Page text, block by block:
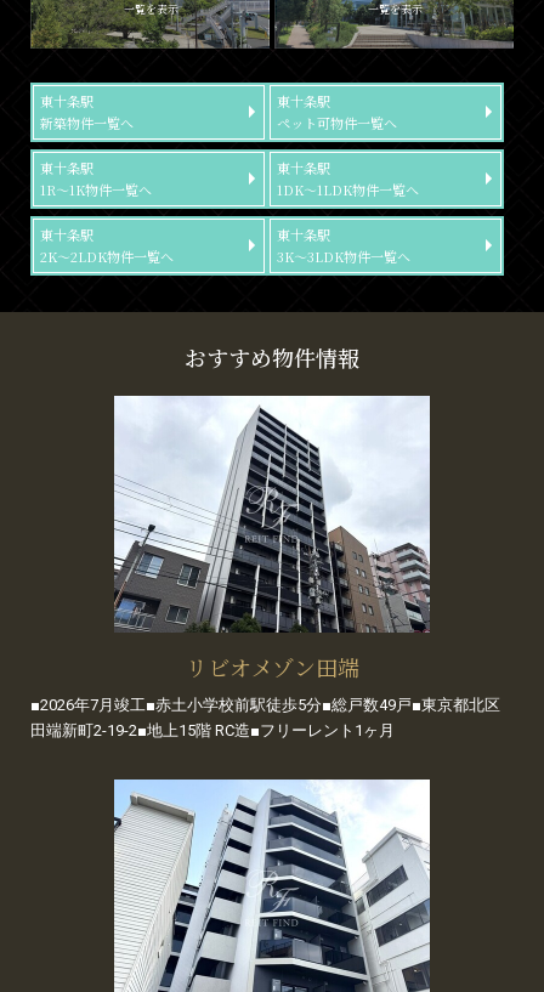
一覧を表示 一覧を表示
東十条駅
新築物件一覧へ
東十条駅
ペット可物件一覧へ
東十条駅
1R～1K物件一覧へ
東十条駅
1DK～1LDK物件一覧へ
東十条駅
2K～2LDK物件一覧へ
東十条駅
3K～3LDK物件一覧へ
おすすめ物件情報
リビオメゾン田端
■2026年7月竣工■赤土小学校前駅徒歩5分■総戸数49戸■東京都北区
田端新町2-19-2■地上15階 RC造■フリーレント1ヶ月